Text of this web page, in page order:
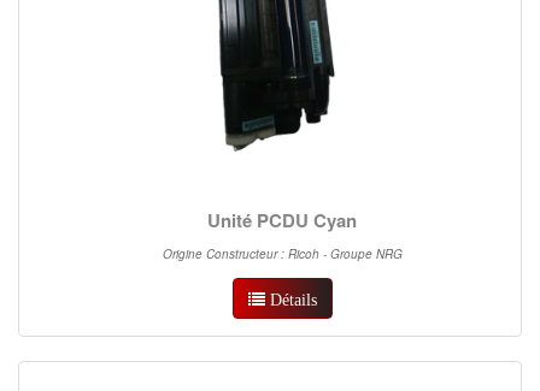
Unité PCDU Cyan
Origine Constructeur : Ricoh - Groupe NRG
Détails